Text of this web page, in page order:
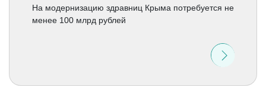
На модернизацию здравниц Крыма потребуется не
менее 100 млрд рублей